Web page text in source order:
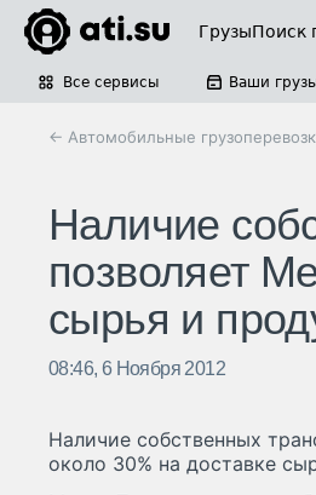
ГрузыПоиск
Все сервисы Ваши
← Автомобильные
Наличие
позволяет
сырья и
08:46, 6 Ноября 2012
Наличие собственных
около 30% на доставке